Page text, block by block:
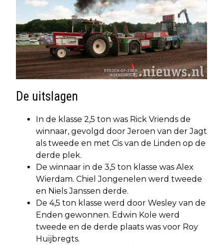
De uitslagen
In de klasse 2,5 ton was Rick Vriends de
winnaar, gevolgd door Jeroen van der Jagt
als tweede en met Cis van de Linden op de
derde plek.
De winnaar in de 3,5 ton klasse was Alex
Wierdam. Chiel Jongenelen werd tweede
en Niels Janssen derde.
De 4,5 ton klasse werd door Wesley van de
Enden gewonnen. Edwin Kole werd
tweede en de derde plaats was voor Roy
Huijbregts.